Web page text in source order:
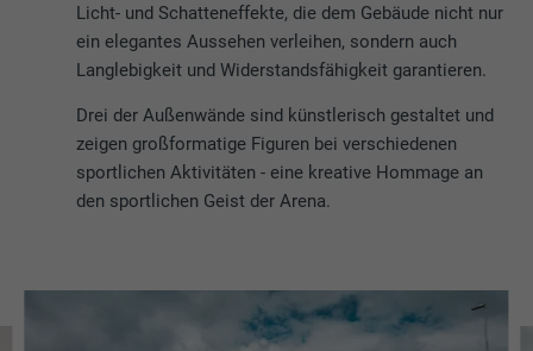
Licht- und Schatteneffekte, die dem Gebäude nicht nur
ein elegantes Aussehen verleihen, sondern auch
Langlebigkeit und Widerstandsfähigkeit garantieren.
Drei der Außenwände sind künstlerisch gestaltet und
zeigen großformatige Figuren bei verschiedenen
sportlichen Aktivitäten - eine kreative Hommage an
den sportlichen Geist der Arena.